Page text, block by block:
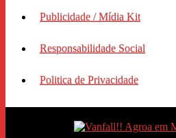
Publicidade / Mídia Kit
Responsabilidade Social
Politica de Privacidade